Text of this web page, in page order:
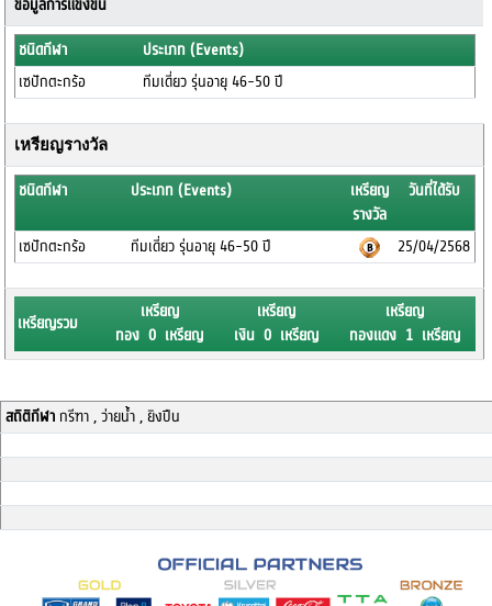
ข้อมูลการแข่งขัน
ชนิดกีฬา
ประเภท (Events)
เซปักตะกร้อ
ทีมเดี่ยว รุ่นอายุ 46-50 ปี
เหรียญรางวัล
ชนิดกีฬา ประเภท (Events)
เหรียญ
รางวัล
วันที่ได้รับ
เซปักตะกร้อ ทีมเดี่ยว รุ่นอายุ 46-50 ปี 25/04/2568
เหรียญรวม
เหรียญ
ทอง 0 เหรียญ
เหรียญ
เงิน 0 เหรียญ
เหรียญ
ทองแดง 1 เหรียญ
สถิติกีฬากรีฑา , ว่ายน้ำ , ยิงปืน